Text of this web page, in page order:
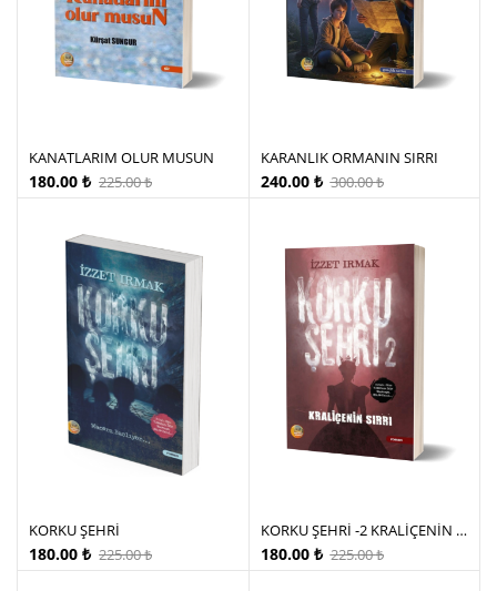
KANATLARIM OLUR MUSUN
225.00₺
180.00 ₺
KARANLIK ORMANIN SIRRI
300.00₺
240.00 ₺
KORKU ŞEHRİ
225.00₺
180.00 ₺
KORKU ŞEHRİ -2 KRALİÇENİN SIRRI
225.00₺
180.00 ₺